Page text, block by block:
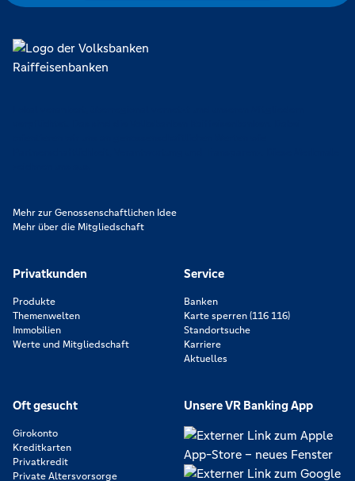
Mehr zur Genossenschaftlichen Idee
Mehr über die Mitgliedschaft
Privatkunden
Produkte
Themenwelten
Immobilien
Werte und Mitgliedschaft
Service
Banken
Karte sperren (116 116)
Standortsuche
Karriere
Aktuelles
Oft gesucht
Girokonto
Kreditkarten
Privatkredit
Private Altersvorsorge
Unsere VR Banking App